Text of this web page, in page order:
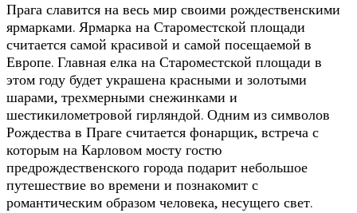
Прага славится на весь мир своими рождественскими
ярмарками. Ярмарка на Староместской площади
считается самой красивой и самой посещаемой в
Европе. Главная елка на Староместской площади в
этом году будет украшена красными и золотыми
шарами, трехмерными снежинками и
шестикилометровой гирляндой. Одним из символов
Рождества в Праге считается фонарщик, встреча с
которым на Карловом мосту гостю
предрождественского города подарит небольшое
путешествие во времени и познакомит с
романтическим образом человека, несущего свет.